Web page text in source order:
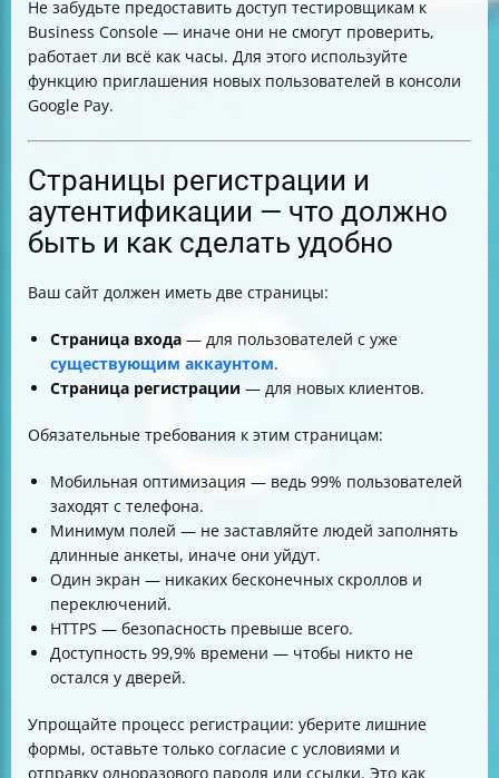
Не забудьте предоставить доступ тестировщикам к
Business Console — иначе они не смогут проверить,
работает ли всё как часы. Для этого используйте
функцию приглашения новых пользователей в консоли
Google Pay.
Страницы регистрации и
аутентификации — что должно
быть и как сделать удобно
Ваш сайт должен иметь две страницы:
Страница входа — для пользователей с уже
существующим аккаунтом.
Страница регистрации — для новых клиентов.
Обязательные требования к этим страницам:
Мобильная оптимизация — ведь 99% пользователей
заходят с телефона.
Минимум полей — не заставляйте людей заполнять
длинные анкеты, иначе они уйдут.
Один экран — никаких бесконечных скроллов и
переключений.
HTTPS — безопасность превыше всего.
Доступность 99,9% времени — чтобы никто не
остался у дверей.
Упрощайте процесс регистрации: уберите лишние
формы, оставьте только согласие с условиями и
отправку одноразового пароля или ссылки. Это как